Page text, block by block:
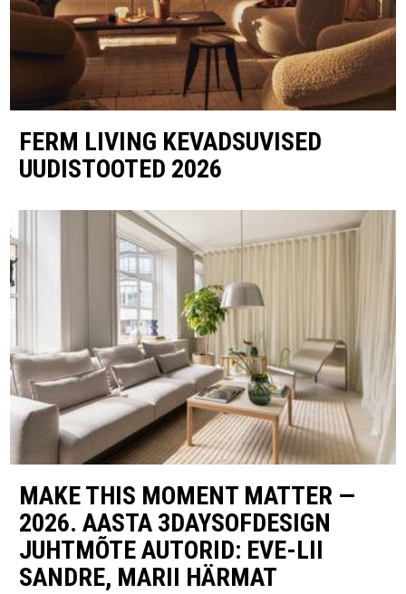
FERM LIVING KEVADSUVISED
UUDISTOOTED 2026
MAKE THIS MOMENT MATTER —
2026. AASTA 3DAYSOFDESIGN
JUHTMÕTE AUTORID: EVE-LII
SANDRE, MARII HÄRMAT